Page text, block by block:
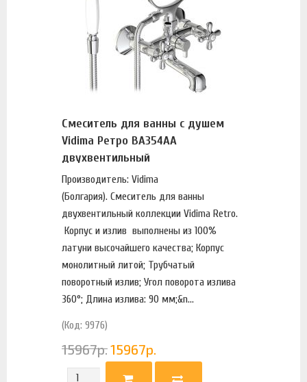
Смеситель для ванны с душем
Vidima Ретро BA354AA
двухвентильный
Производитель: Vidima
(Болгария). Смеситель для ванны
двухвентильный коллекции Vidima Retro.
Корпус и излив выполнены из 100%
латуни высочайшего качества; Корпус
монолитный литой; Трубчатый
поворотный излив; Угол поворота излива
360°; Длина излива: 90 мм;&n...
(Код: 9976)
15967р.15967р.